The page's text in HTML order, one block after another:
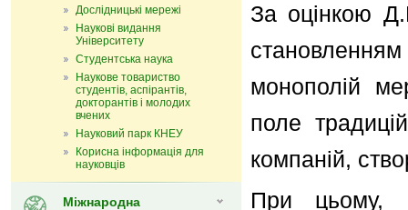
Дослідницькі мережі
Наукові видання
Університету
Студентська наука
Наукове товариство
студентів, аспірантів,
докторантів і молодих
вчених
Науковий парк КНЕУ
Корисна інформація для
науковців
Міжнародна
За оцінкою
монополій
поле
компаній,
При цьому,